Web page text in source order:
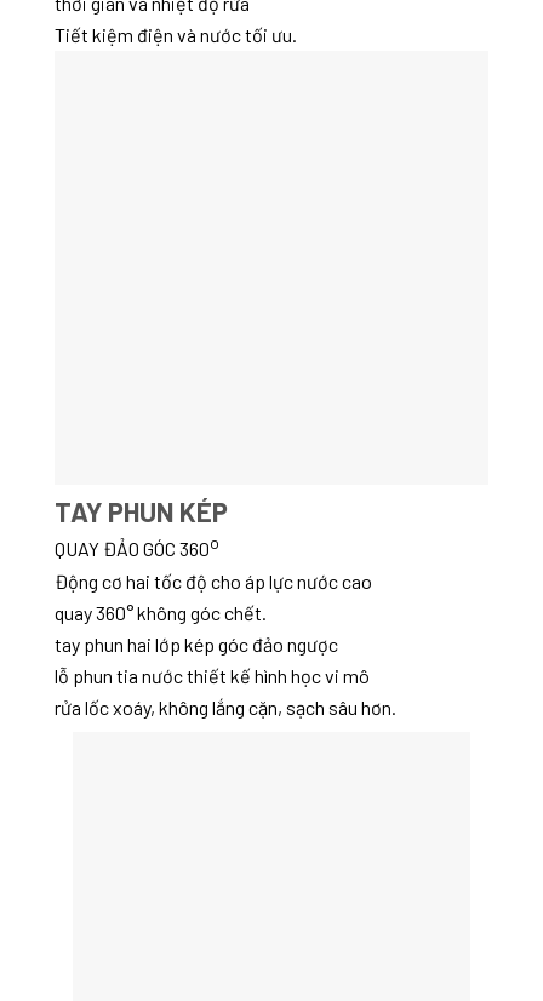
Tiết kiệm điện và nước tối ưu.
TAY PHUN KÉP
QUAY ĐẢO GÓC 360o
Động cơ hai tốc độ cho áp lực nước cao
quay 360° không góc chết.
tay phun hai lớp kép góc đảo ngược
lỗ phun tia nước thiết kế hình học vi mô
rửa lốc xoáy, không lắng cặn, sạch sâu hơn.